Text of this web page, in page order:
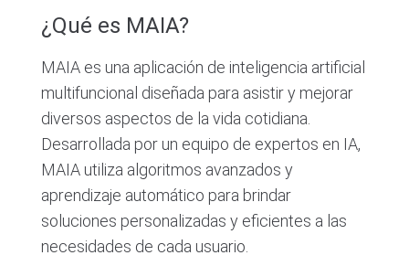
¿Qué es MAIA?
MAIA es una aplicación de inteligencia artificial
multifuncional diseñada para asistir y mejorar
diversos aspectos de la vida cotidiana.
Desarrollada por un equipo de expertos en IA,
MAIA utiliza algoritmos avanzados y
aprendizaje automático para brindar
soluciones personalizadas y eficientes a las
necesidades de cada usuario.